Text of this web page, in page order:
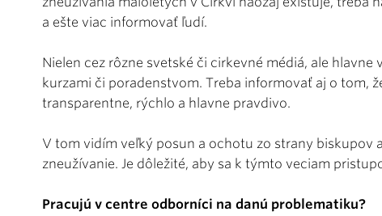
a ešte viac informovať ľudí.
Nielen cez rôzne svetské či cirkevné médiá, ale
kurzami či poradenstvom. Treba informovať aj o tom,
transparentne, rýchlo a hlavne pravdivo.
V tom vidím veľký posun a ochotu zo strany biskupov
zneužívanie. Je dôležité, aby sa k týmto veciam
Pracujú v centre odborníci na danú problematiku?